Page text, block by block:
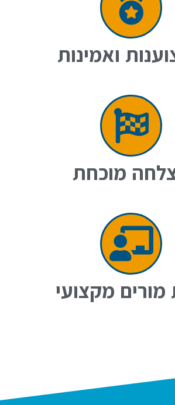
ואמינות
מוכחת
מורים מקצועי